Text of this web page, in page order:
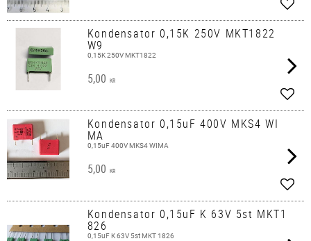
Kondensator 0,15K 250V MKT1822
W9
0,15K 250V MKT1822
5,00 KR
Kondensator 0,15uF 400V MKS4 WI
MA
0,15uF 400V MKS4 WIMA
5,00 KR
Kondensator 0,15uF K 63V 5st MKT1
826
0,15uF K 63V 5st MKT 1826